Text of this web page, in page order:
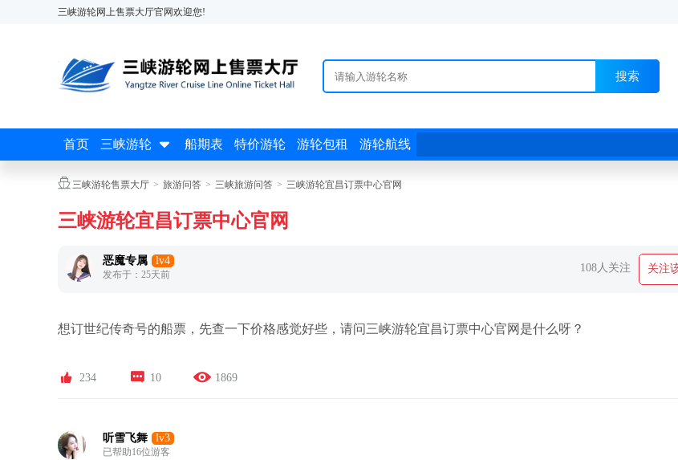
三峡游轮网上售票大厅官网欢迎您!
搜索
首页 三峡游轮  船期表 特价游轮 游轮包租 游轮航线
三峡游轮售票大厅 > 旅游问答 > 三峡旅游问答 > 三峡游轮宜昌订票中心官网
三峡游轮宜昌订票中心官网
恶魔专属 lv4
发布于：25天前
108人关注 关注
想订世纪传奇号的船票，先查一下价格感觉好些，请问三峡游轮宜昌订票中心官网是什么呀？
 234  10  1869
听雪飞舞 lv3
已帮助16位游客